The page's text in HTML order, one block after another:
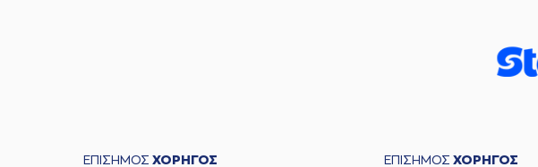
ΕΠΙΣΗΜΟΣ ΧΟΡΗΓΟΣ ΕΠΙΣΗΜΟΣ ΧΟΡΗΓΟΣ